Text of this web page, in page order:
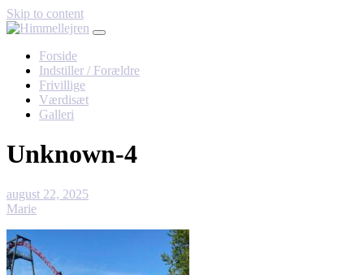
Skip to content
Forside
Indstiller / Forældre
Frivillige
Værdisæt
Galleri
Unknown-4
august 22, 2025
Marie